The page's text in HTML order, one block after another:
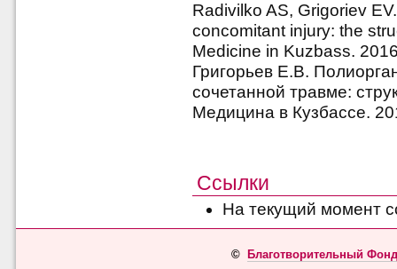
Radivilko AS, Grigoriev
concomitant injury: the
Medicine in Kuzbass.
Григорьев Е.В.
сочетанной травме:
Медицина в Кузбассе.
Ссылки
На текущий момент
© Благотворительный